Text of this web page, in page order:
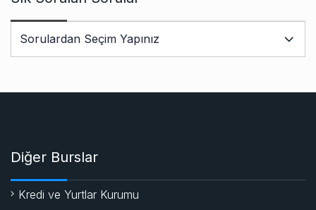
Diğer Burslar
Kredi ve Yurtlar Kurumu